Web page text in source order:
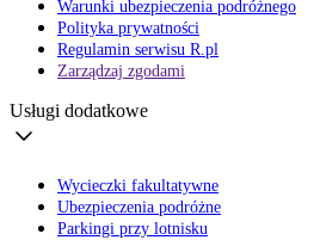
Warunki ubezpieczenia podróżnego
Polityka prywatności
Regulamin serwisu R.pl
Zarządzaj zgodami
Usługi dodatkowe
Wycieczki fakultatywne
Ubezpieczenia podróżne
Parkingi przy lotnisku